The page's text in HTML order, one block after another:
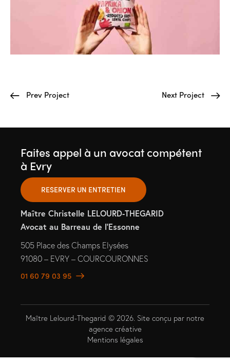
Prev Project Next Project
Faites appel à un avocat compétent
à Evry
RESERVER UN ENTRETIEN
Maître Christelle LELOURD-THEGARID
Avocat au Barreau de l’Essonne
505 Place des Champs Elysées
91080 – EVRY – COURCOURONNES
01 60 79 03 95
Maître Lelourd-Thegarid © 2026. Site conçu par notre
agence créative
Mentions légales